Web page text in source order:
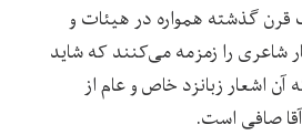
قرن گذشته همواره در هیئات و
شاعری را زمزمه می‌کنند که شاید
اشعار زبانزد خاص و عام از
صافی‌ است.